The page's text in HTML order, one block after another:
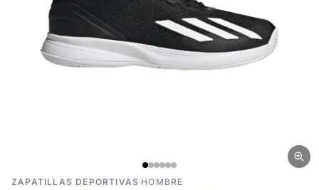
ZAPATILLAS DEPORTIVAS ·HOMBRE